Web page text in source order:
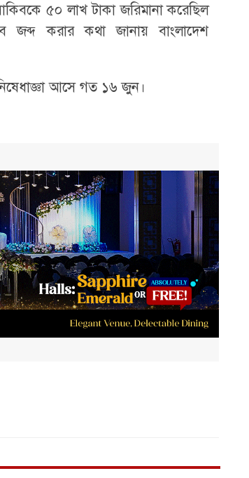
৫০ লাখ টাকা জরিমানা করেছিল
জব্দ করার কথা জানায় বাংলাদেশ
আসে গত ১৬ জুন।